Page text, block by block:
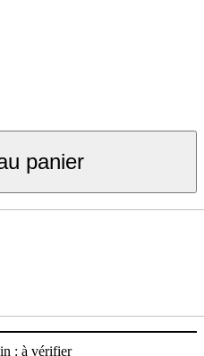
panier
: à vérifier